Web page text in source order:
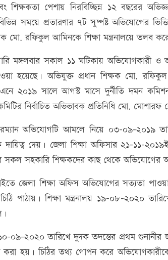
শিক্ষকতা পেশায় নিরবিচ্ছিন্ন ১২ বছরের
সময়ে প্রতারণার ৭ট সুষ্পষ্ট অভিযোগের
মো. রফিকুল আমিনকে শিক্ষা মন্ত্রনালয়ে তলব
মঙ্গলবার সকাল ১১ ঘটিকায় অভিযোগকারী ও
হয়েছে। অভিযুক্ত প্রধান শিক্ষক মো.
২০১৯ সালে আগস্ট মাসে দুর্নীতি দমন
নির্বাচিত অভিভাবক প্রতিনিধি মো. মোশারফ
অভিযোগটি আমলে নিয়ে ০৩-০৯-২০১৯
দায়িত্ব দেয়। জেলা শিক্ষা অফিসার ২১-১১-
সকল সহকারি শিক্ষকদের কাছ থেকে অভিযোগের
জেলা শিক্ষা অফিস অভিযোগের সত্যতা
চিঠি পাঠায়। শিক্ষা মন্ত্রনালয় ১৯-০৮-২০২০
০৯-২০২০ তারিখে দুদক তদন্তের প্রথম শুনানীর
করা হয়। চিঠির তথ্য গোপন করে